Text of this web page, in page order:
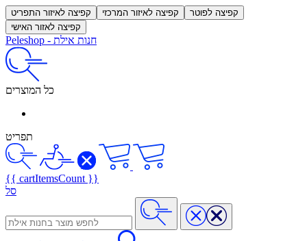
קפיצה לאיזור התפריט קפיצה לאיזור המרכזי
קפיצה לפוטר
קפיצה לאזור האישי
Peleshop - חנות אילת
כל המוצרים
תפריט
{{ cartItemsCount }}
סל